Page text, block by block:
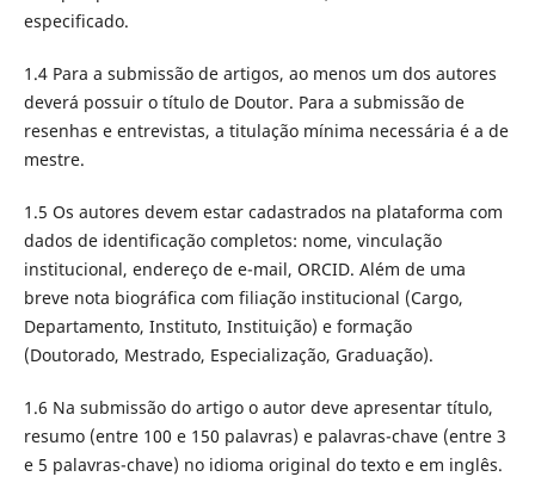
especificado.
1.4 Para a submissão de artigos, ao menos um dos autores
deverá possuir o título de Doutor. Para a submissão de
resenhas e entrevistas, a titulação mínima necessária é a de
mestre.
1.5 Os autores devem estar cadastrados na plataforma com
dados de identificação completos: nome, vinculação
institucional, endereço de e-mail, ORCID. Além de uma
breve nota biográfica com filiação institucional (Cargo,
Departamento, Instituto, Instituição) e formação
(Doutorado, Mestrado, Especialização, Graduação).
1.6 Na submissão do artigo o autor deve apresentar título,
resumo (entre 100 e 150 palavras) e palavras-chave (entre 3
e 5 palavras-chave) no idioma original do texto e em inglês.